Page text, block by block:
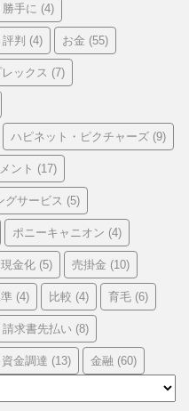
手に (4)
判 (4) お金 (55)
ックス (7)
ハピネット・ピクチャーズ (9)
ント (17)
グサービス (5)
ポニーキャニオン (4)
金化 (5) 売掛金 (10)
(4) 比較 (4) 育毛 (6)
請求書先払い (8)
資金調達 (13) 金融 (60)